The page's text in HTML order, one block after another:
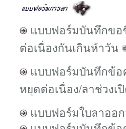
แบบฟอร์มบันทึกขอ
ต่อเนื่องกันเกินห้าวัน
แบบฟอร์มบันทึกข้อ
หยุดต่อเนื่อง/ลาช่วงเ
แบบฟอร์มใบลาออ